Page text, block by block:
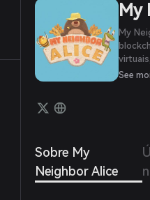
My
My
novos
See
Sobre My
Neighbor Alice